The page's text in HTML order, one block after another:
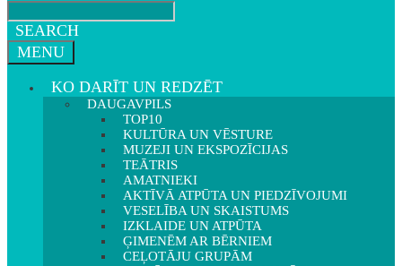
SEARCH
MENU
KO DARĪT UN REDZĒT
DAUGAVPILS
TOP10
KULTŪRA UN VĒSTURE
MUZEJI UN EKSPOZĪCIJAS
TEĀTRIS
AMATNIEKI
AKTĪVĀ ATPŪTA UN PIEDZĪVOJUMI
VESELĪBA UN SKAISTUMS
IZKLAIDE UN ATPŪTA
ĢIMENĒM AR BĒRNIEM
CEĻOTĀJU GRUPĀM